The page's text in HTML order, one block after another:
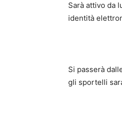
Sarà attivo da
identità
Si passerà
gli sportelli